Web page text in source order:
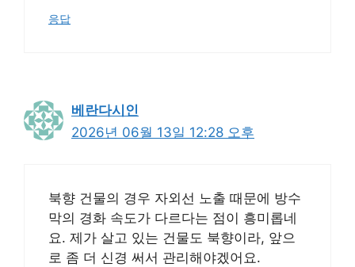
응답
베란다시인
2026년 06월 13일 12:28 오후
북향 건물의 경우 자외선 노출 때문에 방수
막의 경화 속도가 다르다는 점이 흥미롭네
요. 제가 살고 있는 건물도 북향이라, 앞으
로 좀 더 신경 써서 관리해야겠어요.